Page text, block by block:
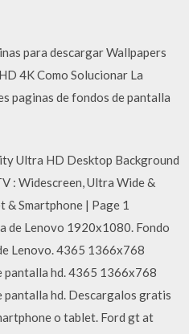
para descargar Wallpapers
4K Como Solucionar La
paginas de fondos de pantalla
Ultra HD Desktop Background
: Widescreen, Ultra Wide &
Smartphone | Page 1
de Lenovo 1920x1080. Fondo
Lenovo. 4365 1366x768
pantalla hd. 4365 1366x768
pantalla hd. Descargalos gratis
o tablet. Ford gt at